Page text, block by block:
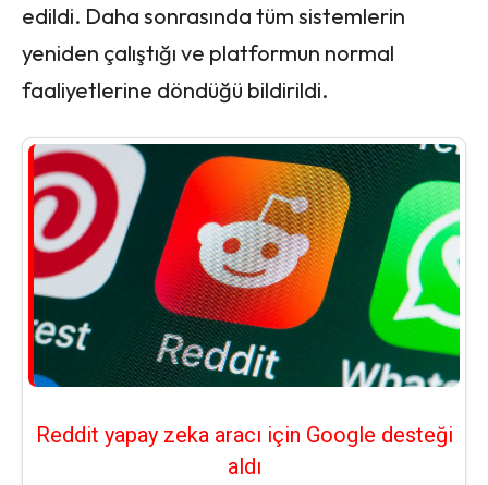
edildi. Daha sonrasında tüm sistemlerin
yeniden çalıştığı ve platformun normal
faaliyetlerine döndüğü bildirildi.
Reddit yapay zeka aracı için Google desteği
aldı